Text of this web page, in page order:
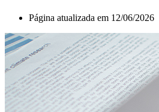
Página atualizada em 12/06/2026